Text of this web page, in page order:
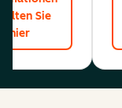
Sie
hier